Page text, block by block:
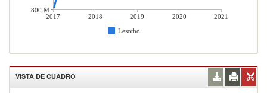
2017 2018 2019 2020
2021
Lesotho
-800 M
VISTA DE CUADRO